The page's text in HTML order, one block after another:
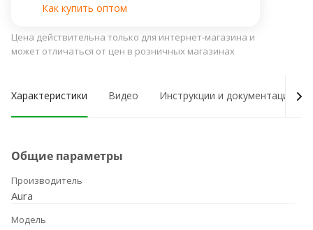
Как купить оптом
Цена действительна только для интернет-магазина и
может отличаться от цен в розничных магазинах
Характеристики Видео Инструкции и документация
Общие параметры
Производитель
Aura
Модель